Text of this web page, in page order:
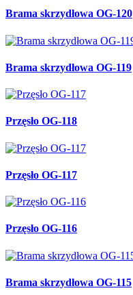
Brama skrzydłowa OG-120
Brama skrzydłowa OG-119
Przęsło OG-118
Przęsło OG-117
Przęsło OG-116
Brama skrzydłowa OG-115